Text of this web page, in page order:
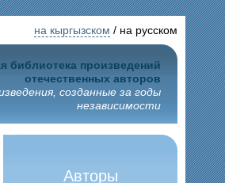
на кыргызском / на русском
библиотека произведений
отечественных авторов
созданные за годы
независимости
Авторы